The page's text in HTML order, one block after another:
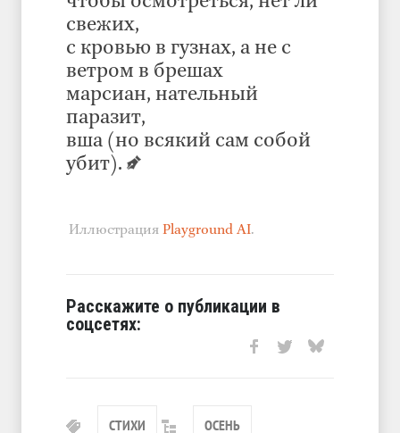
свежих,
с кровью в гузнах, а не с
ветром в брешах
марсиан, нательный
паразит,
вша (но всякий сам собой
убит).
Иллюстрация Playground AI.
Расскажите о публикации в
соцсетях:
СТИХИ ОСЕНЬ